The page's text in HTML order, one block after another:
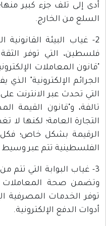
أدى إلى تلف جزء كبير
السلع من الخارج.
2- غياب البيئة القانونية
فلسطين، التي توفر
"قانون المعاملات
الجرائم الإلكترونية"
التي تحدث عبر الانترنت
تالفة، و"قانون القيمة
التجارة العامة؛ لكنها لا
الرقيمة بشكل خاص؛ فكل
الفلسطينية تتم عبر وسيط
3- غياب البوابة التي تتم
توفر الخدمات المصرفية
أدوات الدفع الإلكترونية.